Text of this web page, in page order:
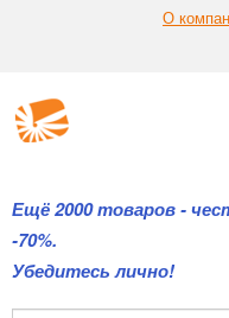
О
Ещё 2000 товаров -
-70%.
Убедитесь лично!